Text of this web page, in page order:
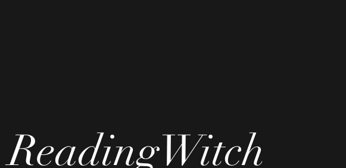
ReadingWitch